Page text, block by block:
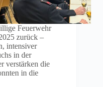
Feuerwehr
zurück –
intensiver
in der
verstärken die
in die